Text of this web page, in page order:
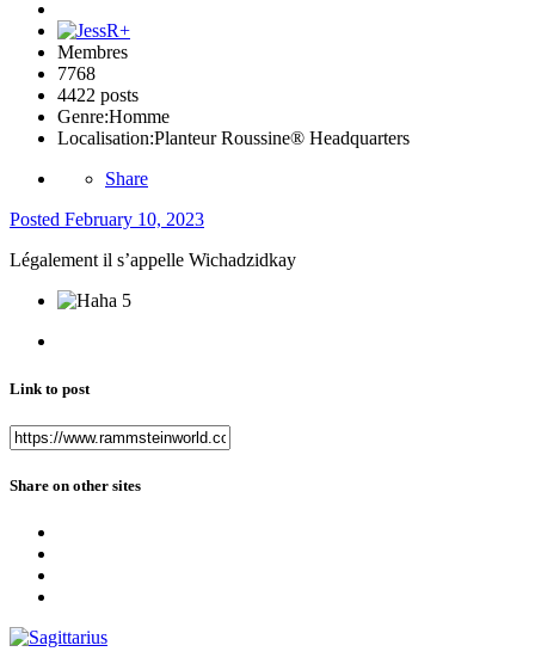
Membres
7768
4422 posts
Genre:Homme
Localisation:Planteur Roussine® Headquarters
Share
Posted February 10, 2023
Légalement il s’appelle Wichadzidkay
5
Link to post
Share on other sites